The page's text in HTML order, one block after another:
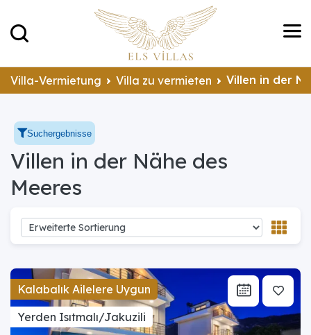
Villa-Vermietung Villa zu vermieten Villen in der
Suchergebnisse
Villen in der Nähe des
Meeres
Kalabalık Ailelere Uygun
Yerden Isıtmalı/Jakuzili